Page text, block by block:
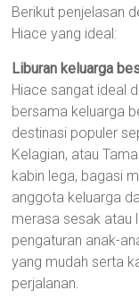
Berikut penjelasan
Hiace yang ideal:
Liburan keluarga
Hiace sangat ideal
bersama keluarga
destinasi populer
Kelagian, atau
kabin lega, bagasi
anggota keluarga
merasa sesak atau
pengaturan anak-
yang mudah serta
perjalanan.